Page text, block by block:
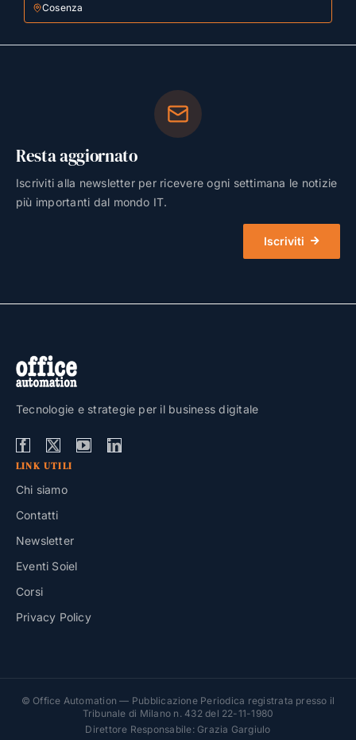
Cosenza
Resta aggiornato
Iscriviti alla newsletter per ricevere ogni settimana le notizie
più importanti dal mondo IT.
Iscriviti
Tecnologie e strategie per il business digitale
LINK UTILI
Chi siamo
Contatti
Newsletter
Eventi Soiel
Corsi
Privacy Policy
© Office Automation — Pubblicazione Periodica registrata presso il
Tribunale di Milano n. 432 del 22-11-1980
Direttore Responsabile: Grazia Gargiulo